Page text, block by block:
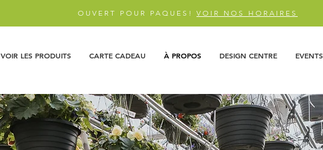
OUVERT POUR PAQUES! VOIR NOS HORAIRES
VOIR LES PRODUITS CARTE CADEAU À PROPOS DESIGN CENTRE EVENTS